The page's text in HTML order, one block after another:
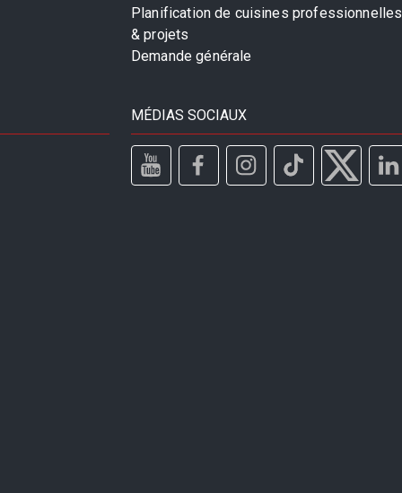
Planification de cuisines professionnelles
& projets
Demande générale
MÉDIAS SOCIAUX